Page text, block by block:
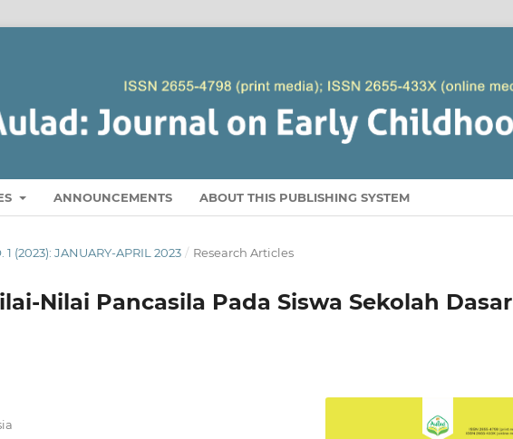
ANNOUNCEMENTS ABOUT THIS PUBLISHING SYSTEM
1 (2023): JANUARY-APRIL 2023 / Research Articles
Nilai Pancasila Pada Siswa Sekolah Dasar